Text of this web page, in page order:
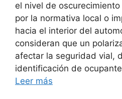
el nivel de
por la normativa local o
hacia el interior del
consideran que un
afectar la seguridad vial,
identificación de
Leer más